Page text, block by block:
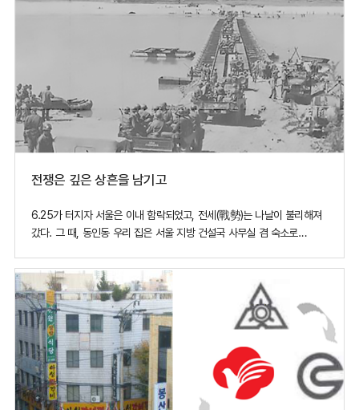
전쟁은 깊은 상흔을 남기고
6.25가 터지자 서울은 이 내 함락되었고, 전세(戰勢)는 나날이 불리해져
갔다. 그 때, 동인동 우리 집은 서울 지방 건설국 사무실 겸 숙소로
직원들이 같이 살았다. 백 리도 못 되는 영천과 다부동 전투에서는
일진일퇴(一進一退)의 공방이 계속되었고, '북한군이 낙동강을 넘었다', ;
대구가